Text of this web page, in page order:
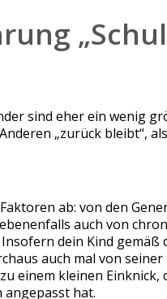
sind eher ein wenig
„zurück bleibt“,
ab: von den
auch von
dein Kind
auch mal von
einem kleinen
angepasst hat.